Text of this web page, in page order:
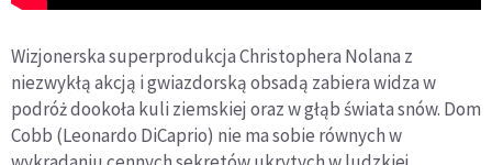
Wizjonerska superprodukcja Christophera Nolana z
niezwykłą akcją i gwiazdorską obsadą zabiera widza w
podróż dookoła kuli ziemskiej oraz w głąb świata snów. Dom
Cobb (Leonardo DiCaprio) nie ma sobie równych w